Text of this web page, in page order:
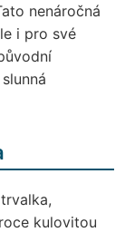
nenáročná
i pro své
kulovitou